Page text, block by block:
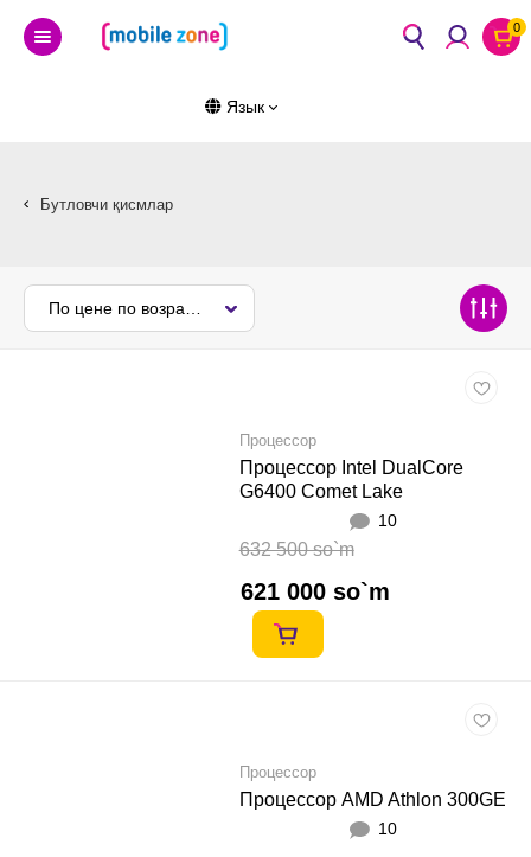
0
Язык
Бутловчи қисмлар
Процессор
Процессор Intel DualCore
G6400 Comet Lake
10
632 500 so`m
621 000 so`m
Процессор
Процессор AMD Athlon 300GE
10